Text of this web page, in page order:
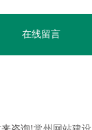
在线留言